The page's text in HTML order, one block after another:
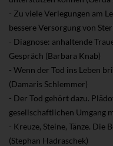
- Zu viele Verlegungen am
bessere Versorgung von
- Diagnose: anhaltende
Gespräch (Barbara Knab)
- Wenn der Tod ins Leben
(Damaris Schlemmer)
- Der Tod gehört dazu.
gesellschaftlichen Umgang
- Kreuze, Steine, Tänze.
(Stephan Hadraschek)